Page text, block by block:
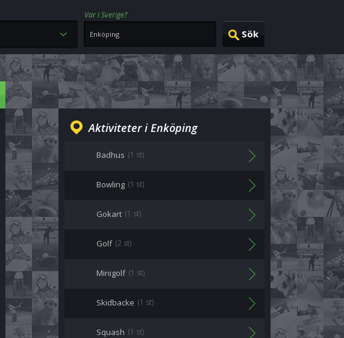
Var i Sverige?
Aktiviteter i Enköping
Badhus (1 st)
Bowling (1 st)
Gokart (1 st)
Golf (2 st)
Minigolf (1 st)
Skidbacke (1 st)
Squash (1 st)